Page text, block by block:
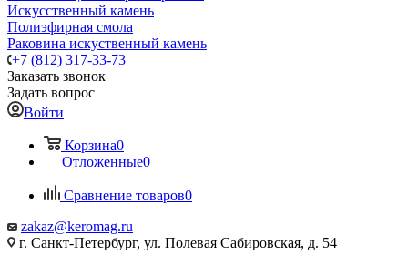
Искусственный камень
Полиэфирная смола
Раковина искуственный камень
+7 (812) 317-33-73
Заказать звонок
Задать вопрос
Войти
Корзина0
Отложенные0
Сравнение товаров0
zakaz@keromag.ru
г. Санкт-Петербург, ул. Полевая Сабировская, д. 54